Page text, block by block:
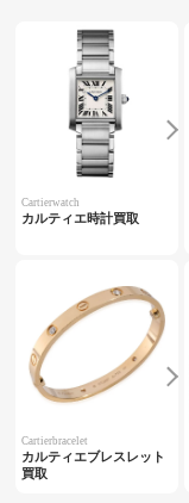
Cartierwatch
カルティエ時計買取
Cartierbracelet
カルティエブレスレット
買取